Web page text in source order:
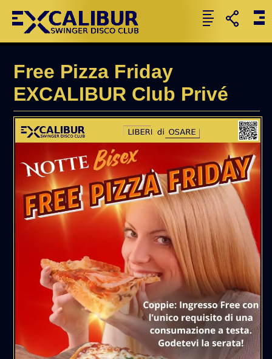
Free Pizza Friday
EXCALIBUR Club Privé